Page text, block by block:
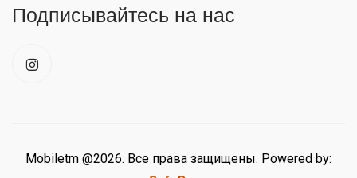
Подписывайтесь на нас
Mobiletm @2026. Все права защищены. Powered by: